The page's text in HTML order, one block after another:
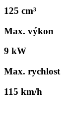
125 cm³
Max. výkon
9 kW
Max. rychlost
115 km/h